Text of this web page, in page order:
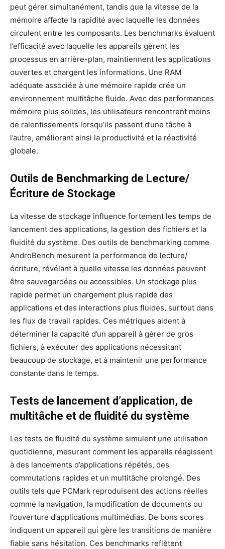
peut gérer simultanément, tandis que la vitesse de la
mémoire affecte la rapidité avec laquelle les données
circulent entre les composants. Les benchmarks évaluent
l’efficacité avec laquelle les appareils gèrent les
processus en arrière-plan, maintiennent les applications
ouvertes et chargent les informations. Une RAM
adéquate associée à une mémoire rapide crée un
environnement multitâche fluide. Avec des performances
mémoire plus solides, les utilisateurs rencontrent moins
de ralentissements lorsqu’ils passent d’une tâche à
l’autre, améliorant ainsi la productivité et la réactivité
globale.
Outils de Benchmarking de Lecture/
Écriture de Stockage
La vitesse de stockage influence fortement les temps de
lancement des applications, la gestion des fichiers et la
fluidité du système. Des outils de benchmarking comme
AndroBench mesurent la performance de lecture/
écriture, révélant à quelle vitesse les données peuvent
être sauvegardées ou accessibles. Un stockage plus
rapide permet un chargement plus rapide des
applications et des interactions plus fluides, surtout dans
les flux de travail rapides. Ces métriques aident à
déterminer la capacité d’un appareil à gérer de gros
fichiers, à exécuter des applications nécessitant
beaucoup de stockage, et à maintenir une performance
constante dans le temps.
Tests de lancement d’application, de
multitâche et de fluidité du système
Les tests de fluidité du système simulent une utilisation
quotidienne, mesurant comment les appareils réagissent
à des lancements d’applications répétés, des
commutations rapides et un multitâche prolongé. Des
outils tels que PCMark reproduisent des actions réelles
comme la navigation, la modification de documents ou
l’ouverture d’applications multimédias. De bons scores
indiquent un appareil qui gère les transitions de manière
fiable sans hésitation. Ces benchmarks reflètent